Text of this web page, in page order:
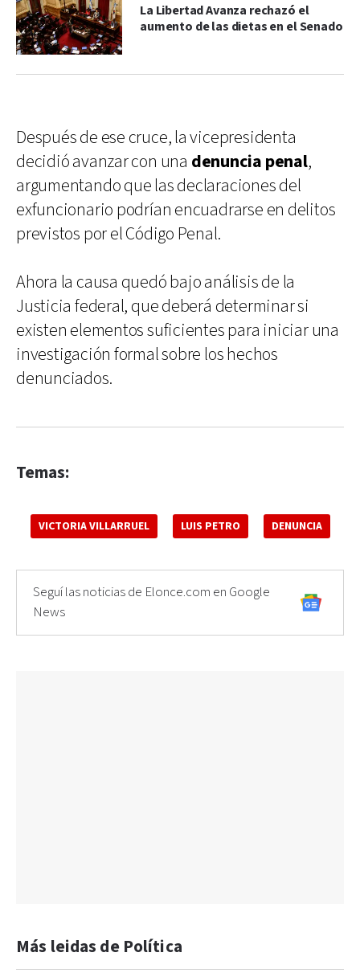
La Libertad Avanza rechazó el
aumento de las dietas en el Senado
Después de ese cruce, la vicepresidenta
decidió avanzar con una denuncia penal,
argumentando que las declaraciones del
exfuncionario podrían encuadrarse en delitos
previstos por el Código Penal.
Ahora la causa quedó bajo análisis de la
Justicia federal, que deberá determinar si
existen elementos suficientes para iniciar una
investigación formal sobre los hechos
denunciados.
Temas:
VICTORIA VILLARRUEL LUIS PETRO DENUNCIA
Seguí las noticias de Elonce.com en Google
News
Más leidas de Política